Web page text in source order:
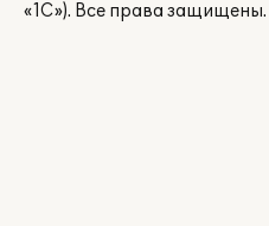
«1С»). Все права защищены.